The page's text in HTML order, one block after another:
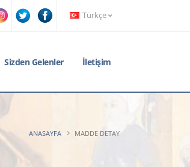
Türkçe
Sizden Gelenler İletişim
ANASAYFA MADDE DETAY